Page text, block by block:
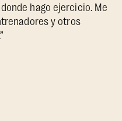
hago ejercicio. Me
y otros